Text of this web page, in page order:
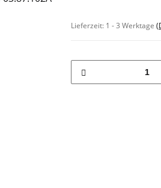
Lieferzeit: 1 - 3 Werktage